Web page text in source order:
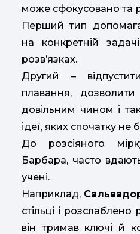
може сфокусовано та
Перший тип
на конкретній
розв’язках.
Другий –
плавання, дозволити
довільним чином і
ідеї, яких спочатку не
До розсіяного
Барбара, часто
учені.
Наприклад,
стільці і розслаблено
він тримав ключі й